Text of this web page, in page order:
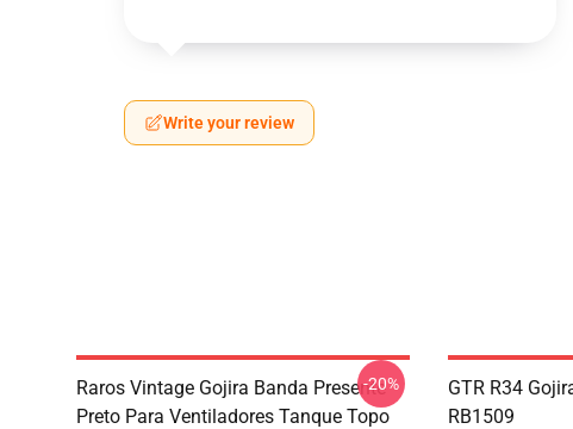
Write your review
Raros Vintage Gojira Banda Presente
Preto Para Ventiladores Tanque Topo
-20%
GTR R34
RB1509